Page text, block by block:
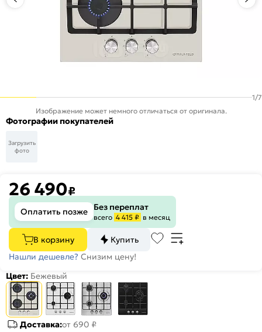
1/7
Изображение может немного отличаться от оригинала.
Фотографии покупателей
Загрузить
фото
26 490₽
Оплатить позже Без переплат
всего 4 415 ₽ в месяц
В корзину
Купить
Нашли дешевле? Снизим цену!
Цвет: Бежевый
Доставка:от 690 ₽